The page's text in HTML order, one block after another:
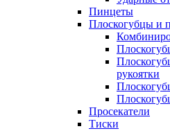
Пинцеты
Плоскогубцы и
рукоятки
Просекатели
Тиски